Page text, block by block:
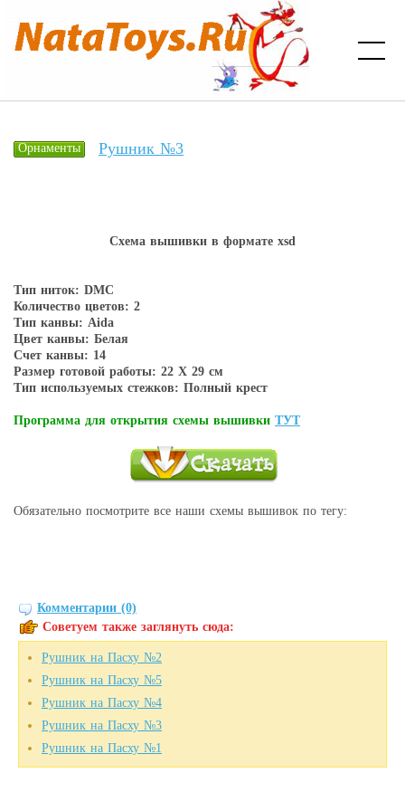
Орнаменты Рушник №3
Схема вышивки в форматe xsd
Тип ниток: DMC
Количество цветов: 2
Тип канвы: Aida
Цвет канвы: Белая
Счет канвы: 14
Размер готовой работы: 22 Х 29 см
Тип используемых стежков: Полный крест
Программа для открытия схемы вышивки ТУТ
Обязательно посмотрите все наши схемы вышивок по тегу:
Комментарии (0)
Советуем также заглянуть сюда:
Рушник на Пасху №2
Рушник на Пасху №5
Рушник на Пасху №4
Рушник на Пасху №3
Рушник на Пасху №1